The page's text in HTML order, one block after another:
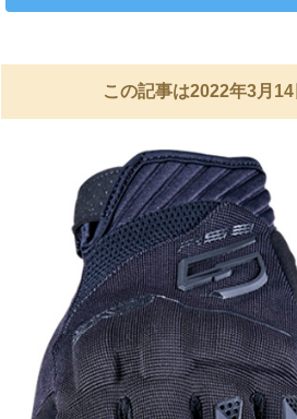
この記事は2022年3月